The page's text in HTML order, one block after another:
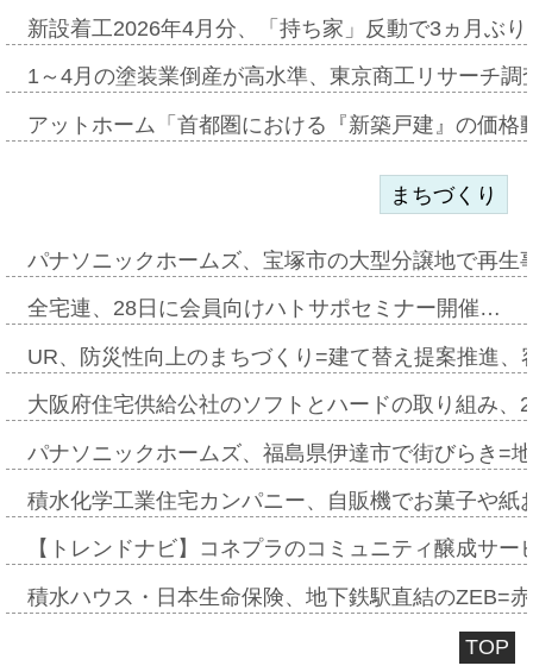
新設着工2026年4月分、「持ち家」反動で3ヵ月ぶ
1～4月の塗装業倒産が高水準、東京商工リサーチ
アットホーム「首都圏における『新築戸建』の価
まちづくり
パナソニックホームズ、宝塚市の大型分譲地で再
全宅連、28日に会員向けハトサポセミナー開催…
UR、防災性向上のまちづくり=建て替え提案推進
大阪府住宅供給公社のソフトとハードの取り組み
パナソニックホームズ、福島県伊達市で街びらき=
積水化学工業住宅カンパニー、自販機でお菓子や
【トレンドナビ】コネプラのコミュニティ醸成サ
積水ハウス・日本生命保険、地下鉄駅直結のZEB=
TOP